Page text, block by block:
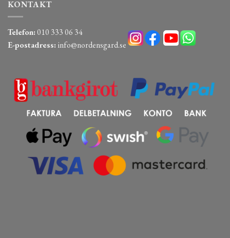
KONTAKT
Telefon:010 333 06 34
E-postadress: info@nordensgard.se